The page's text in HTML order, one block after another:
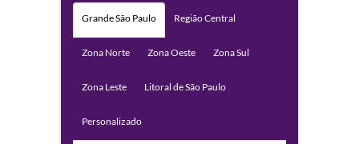
Grande São Paulo Região Central
Zona Norte Zona Oeste Zona Sul
Zona Leste Litoral de São Paulo
Personalizado